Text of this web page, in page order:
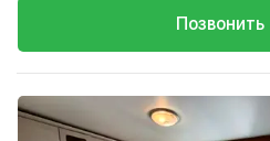
Позвонить